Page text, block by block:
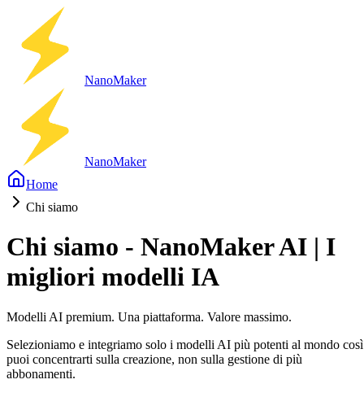
NanoMaker
NanoMaker
Home
Chi siamo
Chi siamo - NanoMaker AI | I
migliori modelli IA
Modelli AI premium. Una piattaforma. Valore massimo.
Selezioniamo e integriamo solo i modelli AI più potenti al mondo così
puoi concentrarti sulla creazione, non sulla gestione di più
abbonamenti.